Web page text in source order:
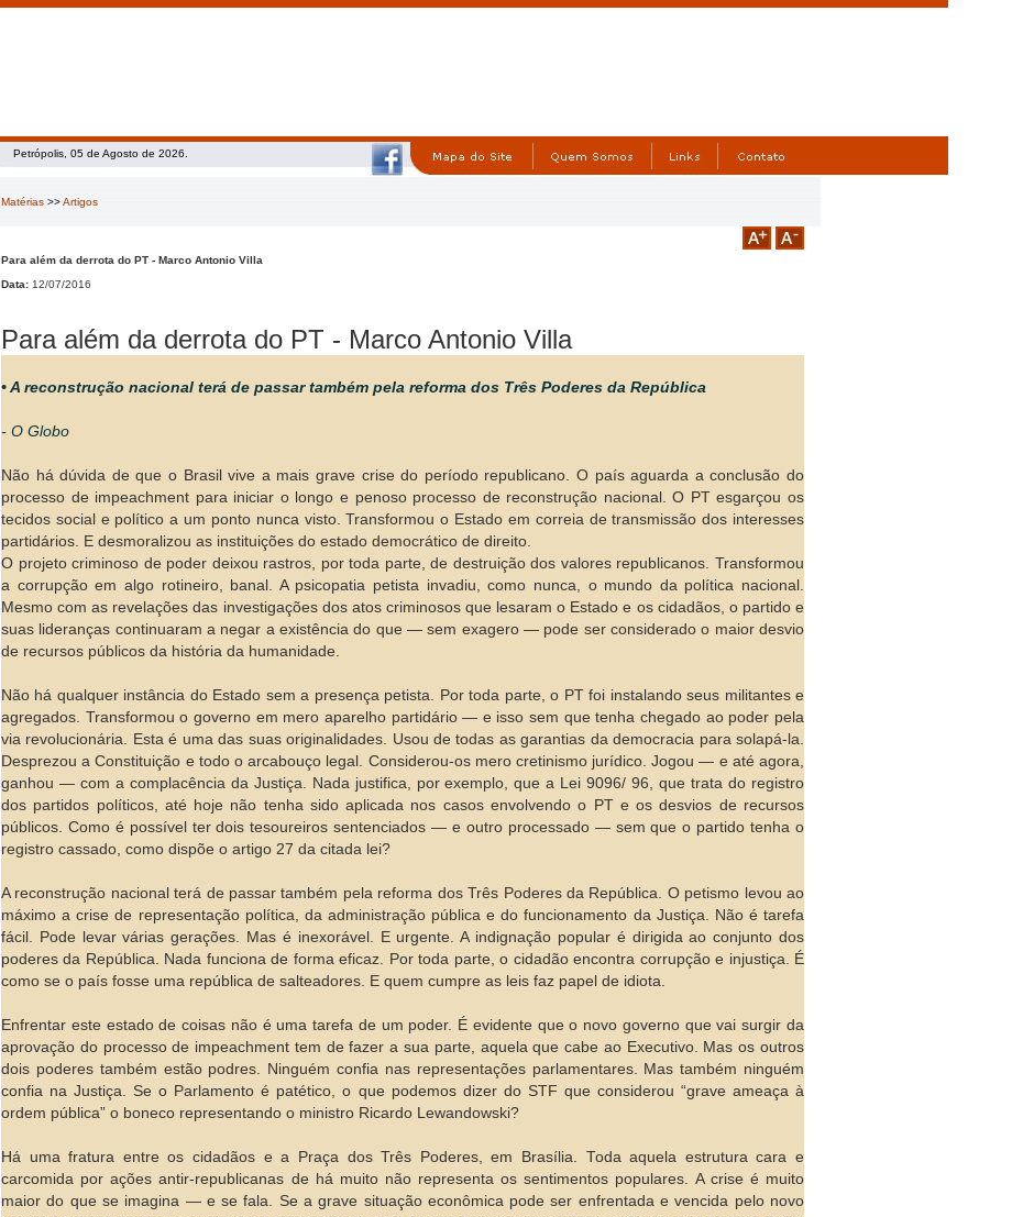
Petrópolis, 05 de Agosto de 2026.
Matérias >>Artigos
Para além da derrota do PT - Marco Antonio Villa
Data: 12/07/2016
Para além da derrota do PT - Marco Antonio Villa
• A reconstrução nacional terá de passar também pela reforma dos Três Poderes da República
- O Globo
Não há dúvida de que o Brasil vive a mais grave crise do período republicano. O país aguarda a conclusão do
processo de impeachment para iniciar o longo e penoso processo de reconstrução nacional. O PT esgarçou os
tecidos social e político a um ponto nunca visto. Transformou o Estado em correia de transmissão dos interesses
partidários. E desmoralizou as instituições do estado democrático de direito.
O projeto criminoso de poder deixou rastros, por toda parte, de destruição dos valores republicanos. Transformou
a corrupção em algo rotineiro, banal. A psicopatia petista invadiu, como nunca, o mundo da política nacional.
Mesmo com as revelações das investigações dos atos criminosos que lesaram o Estado e os cidadãos, o partido e
suas lideranças continuaram a negar a existência do que — sem exagero — pode ser considerado o maior desvio
de recursos públicos da história da humanidade.
Não há qualquer instância do Estado sem a presença petista. Por toda parte, o PT foi instalando seus militantes e
agregados. Transformou o governo em mero aparelho partidário — e isso sem que tenha chegado ao poder pela
via revolucionária. Esta é uma das suas originalidades. Usou de todas as garantias da democracia para solapá-la.
Desprezou a Constituição e todo o arcabouço legal. Considerou-os mero cretinismo jurídico. Jogou — e até agora,
ganhou — com a complacência da Justiça. Nada justifica, por exemplo, que a Lei 9096/ 96, que trata do registro
dos partidos políticos, até hoje não tenha sido aplicada nos casos envolvendo o PT e os desvios de recursos
públicos. Como é possível ter dois tesoureiros sentenciados — e outro processado — sem que o partido tenha o
registro cassado, como dispõe o artigo 27 da citada lei?
A reconstrução nacional terá de passar também pela reforma dos Três Poderes da República. O petismo levou ao
máximo a crise de representação política, da administração pública e do funcionamento da Justiça. Não é tarefa
fácil. Pode levar várias gerações. Mas é inexorável. E urgente. A indignação popular é dirigida ao conjunto dos
poderes da República. Nada funciona de forma eficaz. Por toda parte, o cidadão encontra corrupção e injustiça. É
como se o país fosse uma república de salteadores. E quem cumpre as leis faz papel de idiota.
Enfrentar este estado de coisas não é uma tarefa de um poder. É evidente que o novo governo que vai surgir da
aprovação do processo de impeachment tem de fazer a sua parte, aquela que cabe ao Executivo. Mas os outros
dois poderes também estão podres. Ninguém confia nas representações parlamentares. Mas também ninguém
confia na Justiça. Se o Parlamento é patético, o que podemos dizer do STF que considerou “grave ameaça à
ordem pública” o boneco representando o ministro Ricardo Lewandowski?
Há uma fratura entre os cidadãos e a Praça dos Três Poderes, em Brasília. Toda aquela estrutura cara e
carcomida por ações antir-republicanas de há muito não representa os sentimentos populares. A crise é muito
maior do que se imagina — e se fala. Se a grave situação econômica pode ser enfrentada e vencida pelo novo